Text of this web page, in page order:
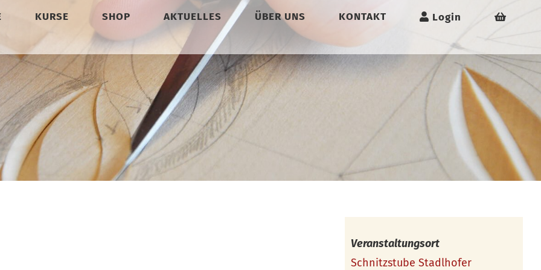
KURSE SHOP AKTUELLES ÜBER UNS KONTAKT Login
Veranstaltungsort
Schnitzstube Stadlhofer